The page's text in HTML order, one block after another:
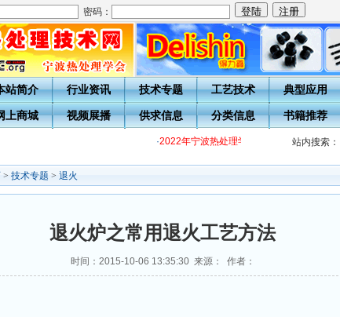
密码：
站简介 行业资讯 技术专题 工艺技术 典型应用
上商城 视频展播 供求信息 分类信息 书籍推荐
2022年宁波热处理学会各级热处理工培训通知
站内搜索：
> 技术专题 > 退火
退火炉之常用退火工艺方法
时间：2015-10-06 13:35:30 来源： 作者：